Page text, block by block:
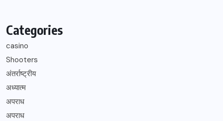
Categories
casino
Shooters
अंतर्राष्ट्रीय
अध्यात्म
अपराध
अपराध